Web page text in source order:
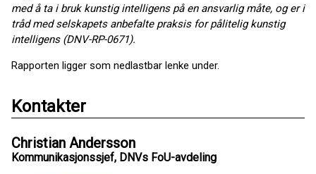
med å ta i bruk kunstig intelligens på en ansvarlig måte, og er i
tråd med selskapets anbefalte praksis for pålitelig kunstig
intelligens (DNV-RP-0671).
Rapporten ligger som nedlastbar lenke under.
Kontakter
Christian Andersson
Kommunikasjonssjef, DNVs FoU-avdeling